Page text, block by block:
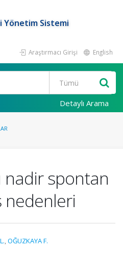
Yönetim Sistemi
Araştırmacı Girişi English
Detaylı Arama
nadir spontan
,OĞUZKAYA F.